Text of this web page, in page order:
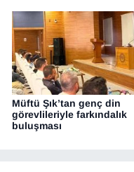
Müftü Şık’tan genç din
görevlileriyle farkındalık
buluşması